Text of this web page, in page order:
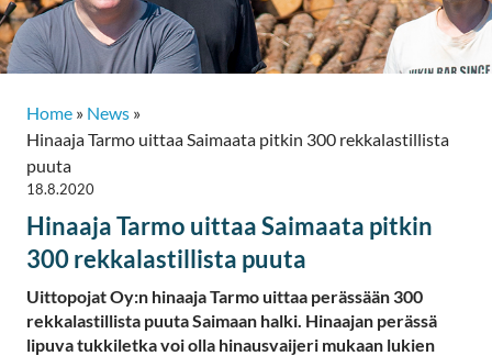
Home » News »
Hinaaja Tarmo uittaa Saimaata pitkin 300 rekkalastillista
puuta
18.8.2020
Hinaaja Tarmo uittaa Saimaata pitkin
300 rekkalastillista puuta
Uittopojat Oy:n hinaaja Tarmo uittaa perässään 300
rekkalastillista puuta Saimaan halki. Hinaajan perässä
lipuva tukkiletka voi olla hinausvaijeri mukaan lukien